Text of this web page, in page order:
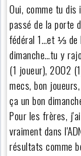
Oui, comme tu
passé de la porte
fédéral 1…et ⅓ de
dimanche…tu y
(1 joueur), 2002
mecs, bon
ça un bon
Pour les frères,
vraiment dans
résultats comme